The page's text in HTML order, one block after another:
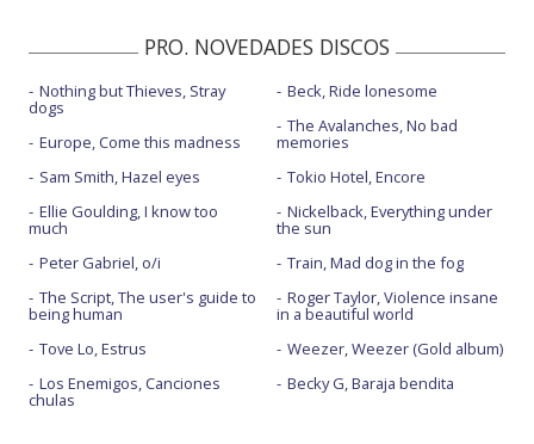
PRO. NOVEDADES DISCOS
Nothing but Thieves, Stray
dogs
Europe, Come this madness
Sam Smith, Hazel eyes
Ellie Goulding, I know too
much
Peter Gabriel, o/i
The Script, The user's guide to
being human
Tove Lo, Estrus
Los Enemigos, Canciones
chulas
Beck, Ride lonesome
The Avalanches, No bad
memories
Tokio Hotel, Encore
Nickelback, Everything under
the sun
Train, Mad dog in the fog
Roger Taylor, Violence insane
in a beautiful world
Weezer, Weezer (Gold album)
Becky G, Baraja bendita